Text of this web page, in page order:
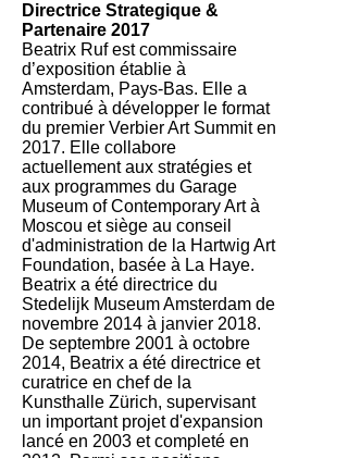
Directrice Strategique &
Partenaire 2017
Beatrix Ruf est commissaire
d’exposition établie à
Amsterdam, Pays-Bas. Elle a
contribué à développer le format
du premier Verbier Art Summit en
2017. Elle collabore
actuellement aux stratégies et
aux programmes du Garage
Museum of Contemporary Art à
Moscou et siège au conseil
d'administration de la Hartwig Art
Foundation, basée à La Haye.
Beatrix a été directrice du
Stedelijk Museum Amsterdam de
novembre 2014 à janvier 2018.
De septembre 2001 à octobre
2014, Beatrix a été directrice et
curatrice en chef de la
Kunsthalle Zürich, supervisant
un important projet d'expansion
lancé en 2003 et completé en